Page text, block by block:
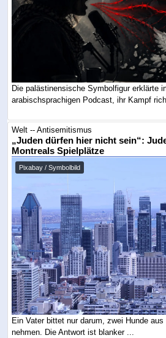
Die palästinensische Symbolfigur erklärte
arabischsprachigen Podcast, ihr Kampf
Welt -- Antisemitismus
„Juden dürfen hier nicht sein“:
Montreals Spielplätze
Pixabay / Symbolbild
Ein Vater bittet nur darum, zwei Hunde
nehmen. Die Antwort ist blanker ...